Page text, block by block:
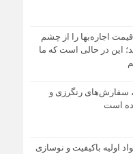
اجاره‌بها را از چشم
این در حالی است که ما
سفارش‌های رنگرزی و
است
اولیه باکیفیت و نوسازی